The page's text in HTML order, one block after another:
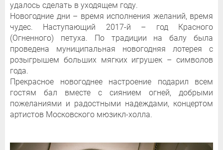
удалось сделать в уходящем году.
Новогодние дни – время исполнения желаний, время
чудес. Наступающий 2017-й – год Красного
(Огненного) петуха. По традиции на балу была
проведена муниципальная новогодняя лотерея с
розыгрышем больших мягких игрушек – символов
года.
Прекрасное новогоднее настроение подарил всем
гостям бал вместе с сиянием огней, добрыми
пожеланиями и радостными надеждами, концертом
артистов Московского мюзикл-холла.